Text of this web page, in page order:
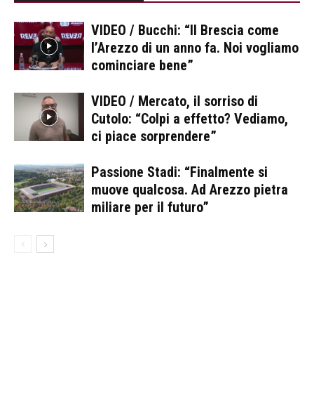
VIDEO / Bucchi: “Il Brescia come
l’Arezzo di un anno fa. Noi vogliamo
cominciare bene”
VIDEO / Mercato, il sorriso di
Cutolo: “Colpi a effetto? Vediamo,
ci piace sorprendere”
Passione Stadi: “Finalmente si
muove qualcosa. Ad Arezzo pietra
miliare per il futuro”